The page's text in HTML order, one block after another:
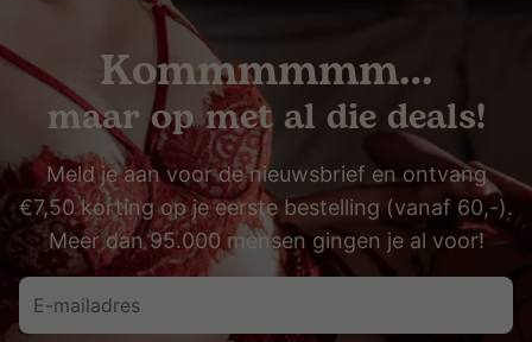
Kommmmmm…
maar op met al die deals!
Meld je aan voor de nieuwsbrief en ontvang
€7,50 korting op je eerste bestelling (vanaf 60,-).
Meer dan 95.000 mensen gingen je al voor!